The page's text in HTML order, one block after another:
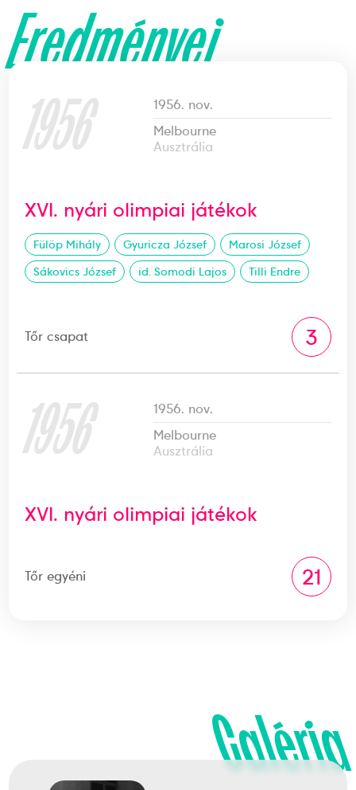
Eredményei
1956
1956. nov.
Melbourne
Ausztrália
XVI. nyári olimpiai játékok
Fülöp Mihály Gyuricza József
Marosi József
Sákovics József
id. Somodi Lajos Tilli Endre
Tőr csapat 3
1956
1956. nov.
Melbourne
Ausztrália
XVI. nyári olimpiai játékok
Tőr egyéni 21
Galéria